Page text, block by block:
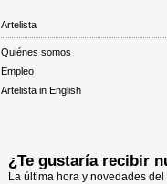
Artelista
Quiénes somos
Empleo
Artelista in English
¿Te gustaría recibir
La última hora y novedades